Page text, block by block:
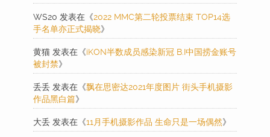
WS20 发表在《2022 MMC第二轮投票结束 TOP14选
手名单亦正式揭晓》
黄猫 发表在《iKON半数成员感染新冠 B.I中国捞金账号
被封禁》
丢丢 发表在《飘在思密达2021年度图片 街头手机摄影
作品黑白篇》
大丢 发表在《11月手机摄影作品 生命只是一场偶然》